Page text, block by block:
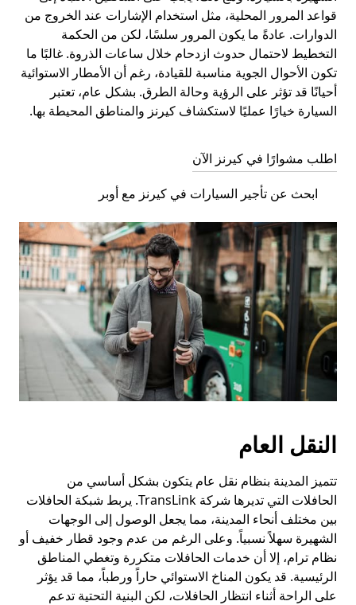
قواعد المرور المحلية، مثل استخدام الإشارات عند الخروج من
الدوارات. عادةً ما يكون المرور سلسًا، لكن من الحكمة
التخطيط لاحتمال حدوث ازدحام خلال ساعات الذروة. غالبًا ما
تكون الأحوال الجوية مناسبة للقيادة، رغم أن الأمطار الاستوائية
أحيانًا قد تؤثر على الرؤية وحالة الطرق. بشكل عام، تعتبر
السيارة خيارًا عمليًا لاستكشاف كيرنز والمناطق المحيطة بها.
اطلب مشوارًا في كيرنز الآن
ابحث عن تأجير السيارات في كيرنز مع أوبر
النقل العام
تتميز المدينة بنظام نقل عام يتكون بشكل أساسي من
الحافلات التي تديرها شركة TransLink. يربط شبكة الحافلات
بين مختلف أنحاء المدينة، مما يجعل الوصول إلى الوجهات
الشهيرة سهلاً نسبياً. وعلى الرغم من عدم وجود قطار خفيف أو
نظام ترام، إلا أن خدمات الحافلات متكررة وتغطي المناطق
الرئيسية. قد يكون المناخ الاستوائي حاراً ورطباً، مما قد يؤثر
على الراحة أثناء انتظار الحافلات، لكن البنية التحتية تدعم